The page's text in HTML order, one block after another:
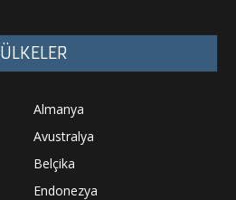
ÜLKELER
Almanya
Avustralya
Belçika
Endonezya